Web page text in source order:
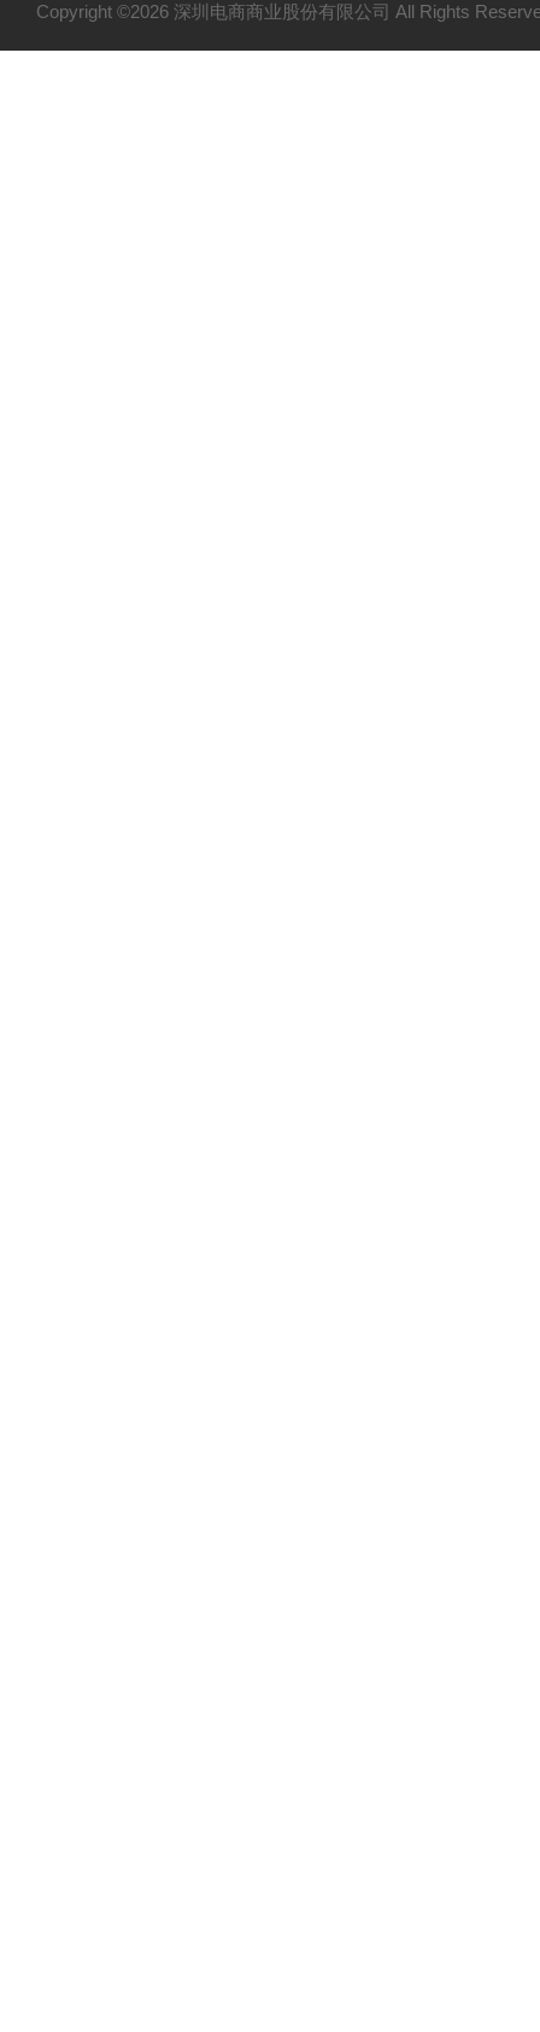
Copyright ©2026 深圳电商商业股份有限公司 All Rights